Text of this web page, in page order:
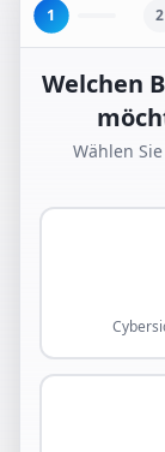
1 2
Welchen
Wählen